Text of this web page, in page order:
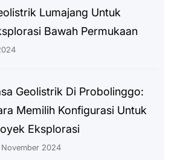
Lumajang Untuk
Bawah Permukaan
Geolistrik Di Probolinggo:
Memilih Konfigurasi Untuk
Eksplorasi
2024